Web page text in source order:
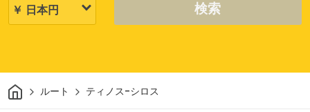
検索
家 ルート ティノス-シロス